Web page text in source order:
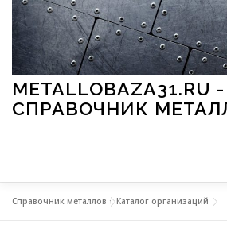
Перейти к содержимому
METALLOBAZA31.RU -
СПРАВОЧНИК
Справочник металлов »Каталог организаций